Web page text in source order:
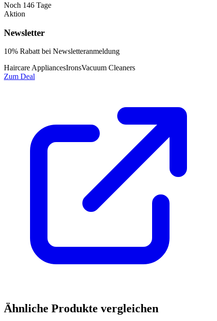
Noch 146 Tage
Aktion
Newsletter
10% Rabatt bei Newsletteranmeldung
Haircare AppliancesIronsVacuum Cleaners
Zum Deal
Ähnliche Produkte vergleichen